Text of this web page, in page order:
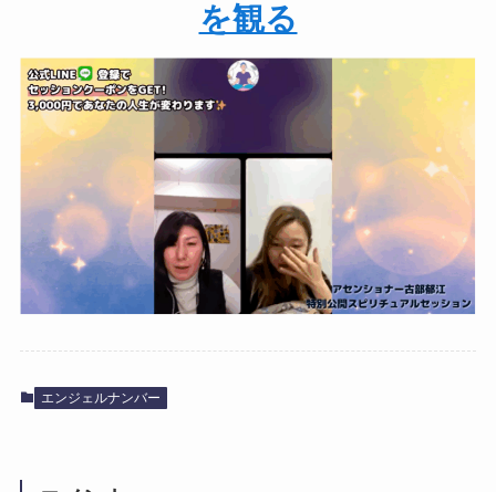
を観る
エンジェルナンバー